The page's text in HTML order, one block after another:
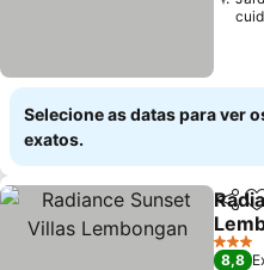
Selecione as datas para ver
exatos.
Ver
3
8,8